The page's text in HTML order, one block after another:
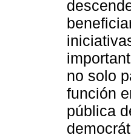
no solo
función
pública